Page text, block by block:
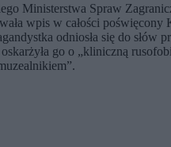
Ministerstwa Spraw
wpis w całości poświęcony
odniosła się do słów
go o „kliniczną